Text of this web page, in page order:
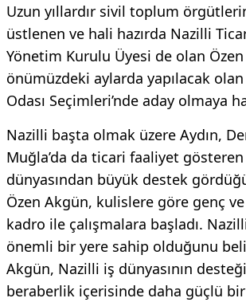
Uzun yıllardır sivil toplum
üstlenen ve hali hazırda Nazilli
Yönetim Kurulu Üyesi de olan
önümüzdeki aylarda yapılacak
Odası Seçimleri’nde aday olmaya
Nazilli başta olmak üzere Aydın,
Muğla’da da ticari faaliyet
dünyasından büyük destek
Özen Akgün, kulislere göre genç
kadro ile çalışmalara başladı.
önemli bir yere sahip olduğunu
Akgün, Nazilli iş dünyasının
beraberlik içerisinde daha güçlü